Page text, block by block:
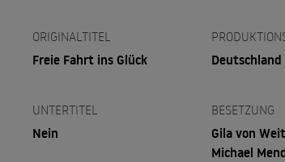
ORIGINALTITEL
Freie Fahrt ins Glück Deutschland
UNTERTITEL
Nein
BESETZUNG
Gila von
Michael